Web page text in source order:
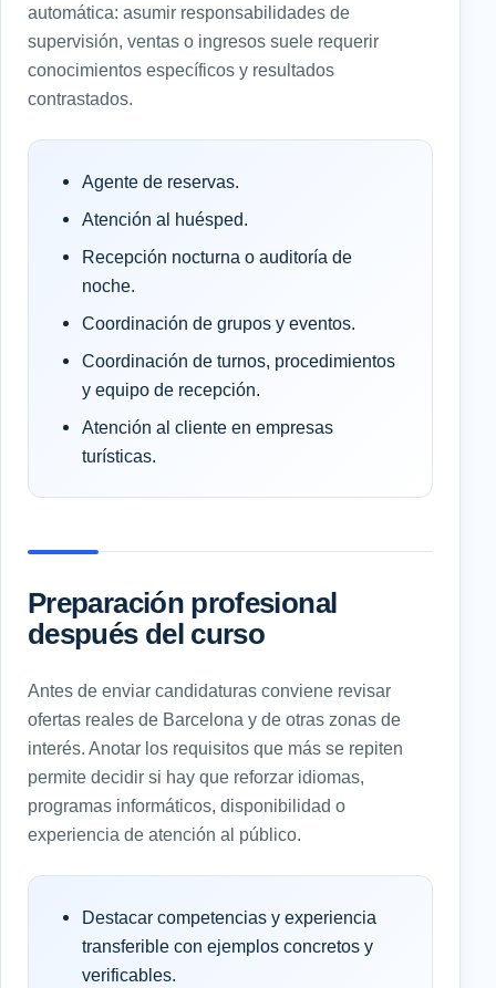
automática: asumir responsabilidades de
supervisión, ventas o ingresos suele requerir
conocimientos específicos y resultados
contrastados.
Agente de reservas.
Atención al huésped.
Recepción nocturna o auditoría de
noche.
Coordinación de grupos y eventos.
Coordinación de turnos, procedimientos
y equipo de recepción.
Atención al cliente en empresas
turísticas.
Preparación profesional
después del curso
Antes de enviar candidaturas conviene revisar
ofertas reales de Barcelona y de otras zonas de
interés. Anotar los requisitos que más se repiten
permite decidir si hay que reforzar idiomas,
programas informáticos, disponibilidad o
experiencia de atención al público.
Destacar competencias y experiencia
transferible con ejemplos concretos y
verificables.